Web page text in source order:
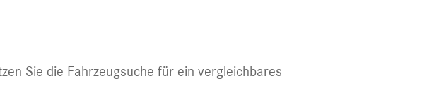
Sie die Fahrzeugsuche für ein vergleichbares